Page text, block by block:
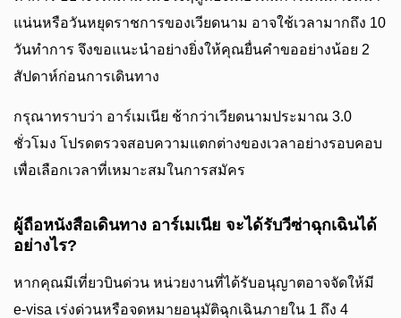
แน่นหรือวันหยุดราชการของเวียดนาม อาจใช้เวลามากถึง 10
วันทำการ จึงขอแนะนำอย่างยิ่งให้คุณยื่นคำขออย่างน้อย 2
สัปดาห์ก่อนการเดินทาง
กรุณาทราบว่า อาร์เมเนีย ช้ากว่าเวียดนามประมาณ 3.0
ชั่วโมง โปรดตรวจสอบความแตกต่างของเวลาอย่างรอบคอบ
เพื่อเลือกเวลาที่เหมาะสมในการสมัคร
ผู้ถือหนังสือเดินทาง อาร์เมเนีย จะได้รับวีซ่าฉุกเฉินได้
อย่างไร?
หากคุณมีเที่ยวบินด่วน หน่วยงานที่ได้รับอนุญาตอาจจัดให้มี
e-visa เร่งด่วนหรือจดหมายอนุมัติฉุกเฉินภายใน 1 ถึง 4